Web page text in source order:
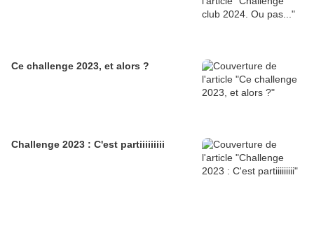
Ce challenge 2023, et alors ?
Challenge 2023 : C'est partiiiiiiiii